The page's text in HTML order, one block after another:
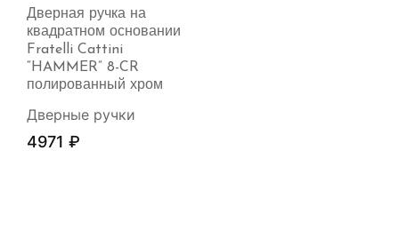
Дверная ручка на
квадратном основании
Fratelli Cattini
“HAMMER” 8-CR
полированный хром
Дверные ручки
4971 ₽